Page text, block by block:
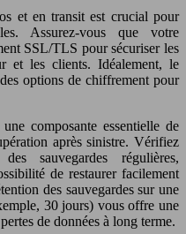
et en transit est crucial pour
Assurez-vous que votre
SSL/TLS pour sécuriser les
et les clients. Idéalement, le
options de chiffrement pour
composante essentielle de
après sinistre. Vérifiez
sauvegardes régulières,
de restaurer facilement
des sauvegardes sur une
30 jours) vous offre une
de données à long terme.